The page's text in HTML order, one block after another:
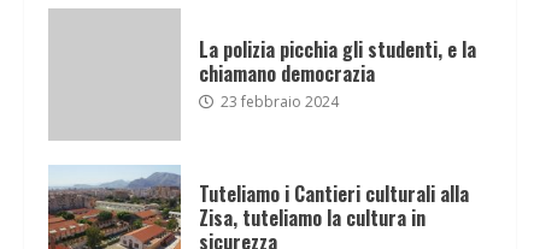
La polizia picchia gli studenti, e la
chiamano democrazia
23 febbraio 2024
Tuteliamo i Cantieri culturali alla
Zisa, tuteliamo la cultura in
sicurezza